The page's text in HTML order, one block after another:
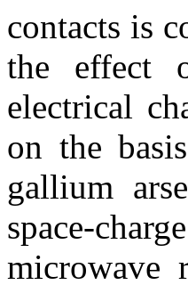
contacts is
the effect
electrical
on the
gallium
space-
microwave